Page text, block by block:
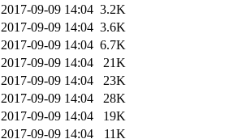
2017-09-09 14:04 3.2K
2017-09-09 14:04 3.6K
2017-09-09 14:04 6.7K
2017-09-09 14:04
21K
2017-09-09 14:04
23K
2017-09-09 14:04
28K
2017-09-09 14:04
19K
2017-09-09 14:04
11K